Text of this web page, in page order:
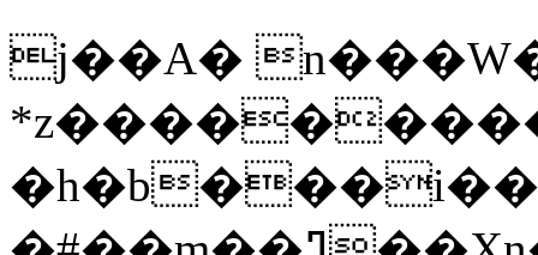
j��A�